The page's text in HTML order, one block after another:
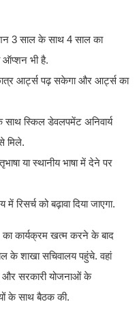
3 साल के साथ 4 साल का
ऑप्शन भी है.
आर्ट्स पढ़ सकेगा और आर्ट्स का
साथ स्किल डेवलपमेंट अनिवार्य
मिले.
या स्थानीय भाषा में देने पर
में रिसर्च को बढ़ावा दिया जाएगा.
कार्यक्रम खत्म करने के बाद
के शाखा सचिवालय पहुंचे. वहां
और सरकारी योजनाओं के
के साथ बैठक की.